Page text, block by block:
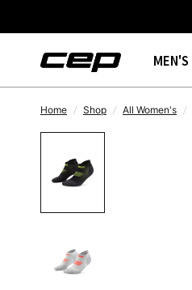
MEN'S
Home / Shop / All Women's /